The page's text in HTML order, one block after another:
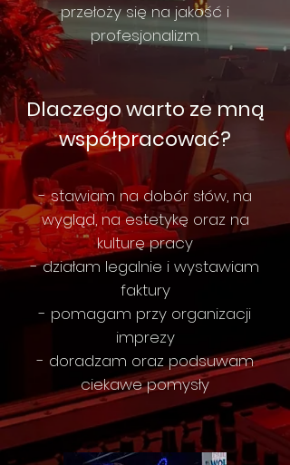
przełoży się na jakość i
profesjonalizm.
Dlaczego warto ze mną
współpracować?
- stawiam na dobór słów, na
wygląd, na estetykę oraz na
kulturę pracy
- działam legalnie i wystawiam
faktury
- pomagam przy organizacji
imprezy
- doradzam oraz podsuwam
ciekawe pomysły